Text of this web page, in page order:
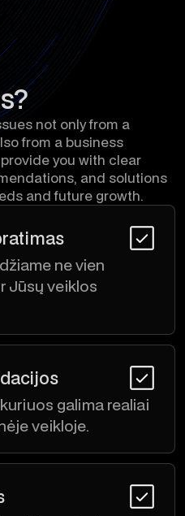
not only from a
from a business
you with clear
and solutions
and future growth.
ne vien
Jūsų veiklos
galima realiai
veikloje.